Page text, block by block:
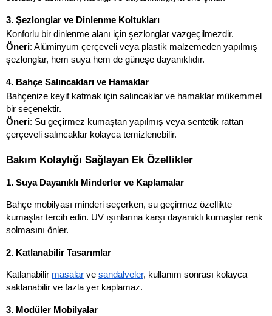
3. Şezlonglar ve Dinlenme Koltukları
Konforlu bir dinlenme alanı için şezlonglar vazgeçilmezdir.
Öneri: Alüminyum çerçeveli veya plastik malzemeden yapılmış
şezlonglar, hem suya hem de güneşe dayanıklıdır.
4. Bahçe Salıncakları ve Hamaklar
Bahçenize keyif katmak için salıncaklar ve hamaklar mükemmel
bir seçenektir.
Öneri: Su geçirmez kumaştan yapılmış veya sentetik rattan
çerçeveli salıncaklar kolayca temizlenebilir.
Bakım Kolaylığı Sağlayan Ek Özellikler
1. Suya Dayanıklı Minderler ve Kaplamalar
Bahçe mobilyası minderi seçerken, su geçirmez özellikte
kumaşlar tercih edin. UV ışınlarına karşı dayanıklı kumaşlar renk
solmasını önler.
2. Katlanabilir Tasarımlar
Katlanabilir masalar ve sandalyeler, kullanım sonrası kolayca
saklanabilir ve fazla yer kaplamaz.
3. Modüler Mobilyalar